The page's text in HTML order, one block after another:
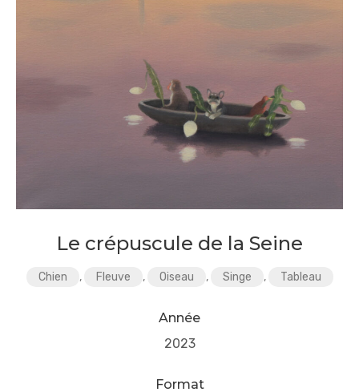
Le crépuscule de la Seine
Chien , Fleuve , Oiseau , Singe , Tableau
Année
2023
Format